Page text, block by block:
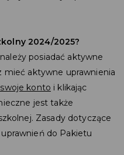
2024/2025?
posiadać aktywne
mieć aktywne uprawnienia
konto i klikając
jest także
Zasady dotyczące
do Pakietu